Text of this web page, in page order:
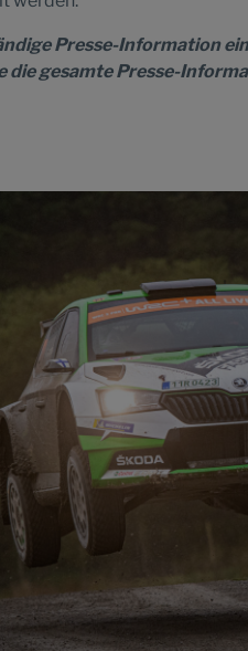
Presse-Information
die gesamte Presse-